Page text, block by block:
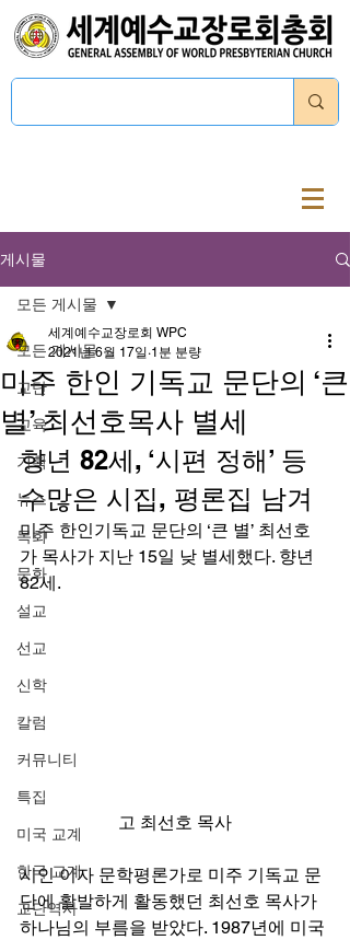
게시물
모든 게시물
교단
교육
기획
뉴스
목회
문화
설교
선교
신학
칼럼
커뮤니티
특집
미국 교계
한국 교계
교단역사
모든 게시물
미주 한인 기독교 문단의 ‘큰
별’ 최선호목사 별세
세계예수교장로회 WPC
2021년 6월 17일 1분 분량
향년 82세, ‘시편 정해’ 등
수많은 시집, 평론집 남겨
미주 한인기독교 문단의 ‘큰 별’ 최선호
가 목사가 지난 15일 낮 별세했다. 향년
82세.
고 최선호 목사
시인 이자 문학평론가로 미주 기독교 문
단에 활발하게 활동했던 최선호 목사가
하나님의 부름을 받았다. 1987년에 미국